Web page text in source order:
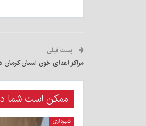
پست قبلی
مراکز اهدای خون استان کرمان
ممکن است شما
شهرداری